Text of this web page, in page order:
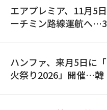
エアプレミア、11月5
ーチミン路線運航へ
ハンファ、来月5日に
火祭り2026」開催…韓